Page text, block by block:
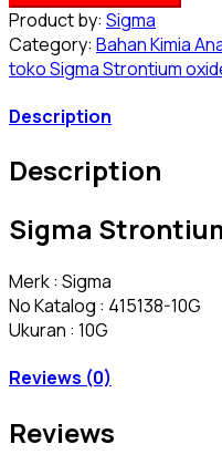
Product by: Sigma
Category: Bahan Kimia
toko Sigma Strontium
Description
Description
Sigma
Merk : Sigma
No Katalog : 415138-10G
Ukuran : 10G
Reviews (0)
Reviews